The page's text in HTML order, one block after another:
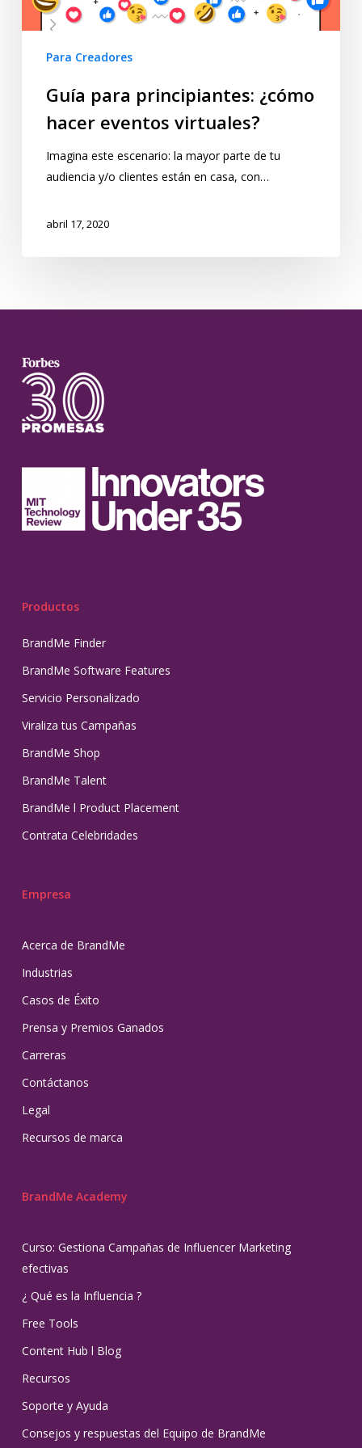
Para Creadores
Guía para principiantes: ¿cómo
hacer eventos virtuales?
Imagina este escenario: la mayor parte de tu
audiencia y/o clientes están en casa, con…
abril 17, 2020
Productos
BrandMe Finder
BrandMe Software Features
Servicio Personalizado
Viraliza tus Campañas
BrandMe Shop
BrandMe Talent
BrandMe l Product Placement
Contrata Celebridades
Empresa
Acerca de BrandMe
Industrias
Casos de Éxito
Prensa y Premios Ganados
Carreras
Contáctanos
Legal
Recursos de marca
BrandMe Academy
Curso: Gestiona Campañas de Influencer Marketing
efectivas
¿ Qué es la Influencia ?
Free Tools
Content Hub l Blog
Recursos
Soporte y Ayuda
Consejos y respuestas del Equipo de BrandMe